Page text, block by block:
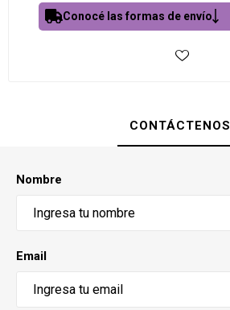
Conocé las formas de envío
CONTÁCTENOS
Nombre
Email